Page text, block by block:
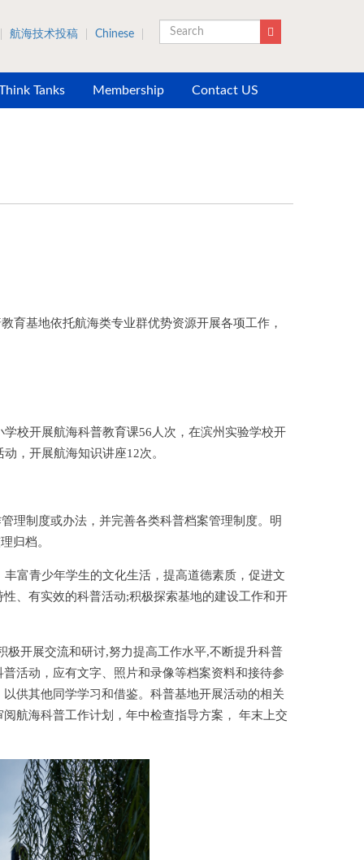
航海技术投稿
Chinese
Tanks Membership Contact US
育基地依托航海类专业群优势资源开展各项工作，
校开展航海科普教育课56人次，在滨州实验学校开
，开展航海知识讲座12次。
理制度或办法，并完善各类科普档案管理制度。明
归档。
富青少年学生的文化生活，提高道德素质，促进文
、有实效的科普活动;积极探索基地的建设工作和开
开展交流和研讨,努力提高工作水平,不断提升科普
活动，应有文字、照片和录像等档案资料和接待参
供其他同学学习和借鉴。科普基地开展活动的相关
航海科普工作计划，年中检查指导方案， 年末上交